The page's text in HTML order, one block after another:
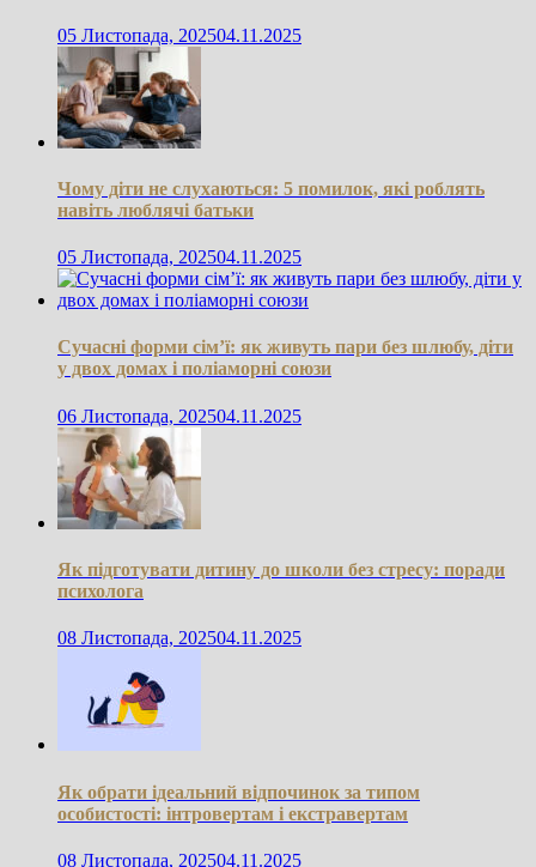
05 Листопада, 202504.11.2025
Чому діти не слухаються: 5 помилок, які роблять
навіть люблячі батьки
05 Листопада, 202504.11.2025
Сучасні форми сім’ї: як живуть пари без шлюбу, діти
у двох домах і поліаморні союзи
06 Листопада, 202504.11.2025
Як підготувати дитину до школи без стресу: поради
психолога
08 Листопада, 202504.11.2025
Як обрати ідеальний відпочинок за типом
особистості: інтровертам і екстравертам
08 Листопада, 202504.11.2025